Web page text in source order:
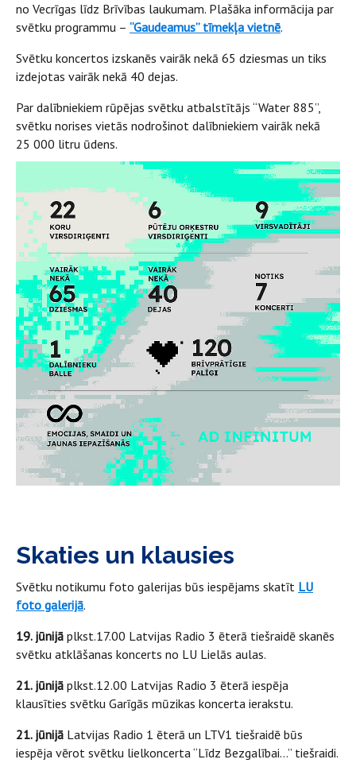
no Vecrīgas līdz Brīvības laukumam. Plašāka informācija par
svētku programmu – “Gaudeamus” tīmekļa vietnē.
Svētku koncertos izskanēs vairāk nekā 65 dziesmas un tiks
izdejotas vairāk nekā 40 dejas.
Par dalībniekiem rūpējas svētku atbalstītājs “Water 885”,
svētku norises vietās nodrošinot dalībniekiem vairāk nekā
25 000 litru ūdens.
Skaties un klausies
Svētku notikumu foto galerijas būs iespējams skatīt LU
foto galerijā.
19. jūnijā plkst.17.00 Latvijas Radio 3 ēterā tiešraidē skanēs
svētku atklāšanas koncerts no LU Lielās aulas.
21. jūnijā plkst.12.00 Latvijas Radio 3 ēterā iespēja
klausīties svētku Garīgās mūzikas koncerta ierakstu.
21. jūnijā Latvijas Radio 1 ēterā un LTV1 tiešraidē būs
iespēja vērot svētku lielkoncerta “Līdz Bezgalībai…” tiešraidi.